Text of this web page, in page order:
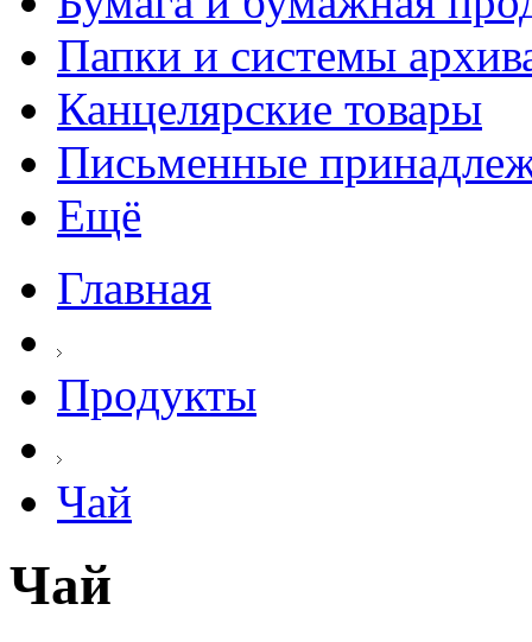
Папки и системы
Канцелярские товары
Письменные
Ещё
Главная
Продукты
Чай
Чай